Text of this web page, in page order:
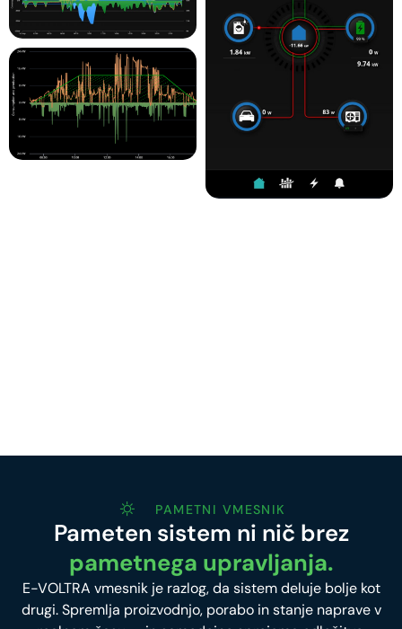
PAMETNI VMESNIK
Pameten sistem ni nič brez
pametnega upravljanja.
E-VOLTRA vmesnik je razlog, da sistem deluje bolje kot
drugi. Spremlja proizvodnjo, porabo in stanje naprave v